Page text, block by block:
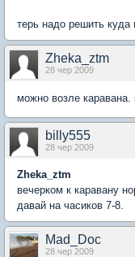
терь надо решить куда
Zheka_ztm
28 чер 2009
можно возле каравана.
billy555
28 чер 2009
Zheka_ztm
вечерком к каравану
давай на часиков 7-8.
Mad_Doc
28 чер 2009